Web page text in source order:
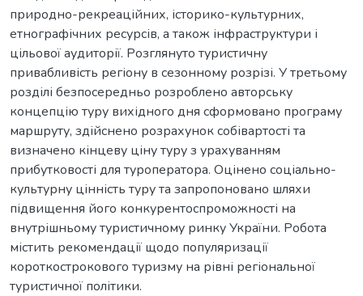
природно-рекреаційних, історико-культурних,
етнографічних ресурсів, а також інфраструктури і
цільової аудиторії. Розглянуто туристичну
привабливість регіону в сезонному розрізі. У третьому
розділі безпосередньо розроблено авторську
концепцію туру вихідного дня сформовано програму
маршруту, здійснено розрахунок собівартості та
визначено кінцеву ціну туру з урахуванням
прибутковості для туроператора. Оцінено соціально-
культурну цінність туру та запропоновано шляхи
підвищення його конкурентоспроможності на
внутрішньому туристичному ринку України. Робота
містить рекомендації щодо популяризації
короткострокового туризму на рівні регіональної
туристичної політики.